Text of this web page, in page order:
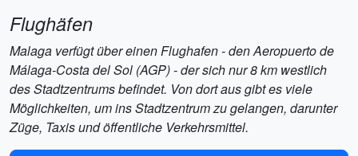
Flughäfen
Malaga verfügt über einen Flughafen - den Aeropuerto de
Málaga-Costa del Sol (AGP) - der sich nur 8 km westlich
des Stadtzentrums befindet. Von dort aus gibt es viele
Möglichkeiten, um ins Stadtzentrum zu gelangen, darunter
Züge, Taxis und öffentliche Verkehrsmittel.